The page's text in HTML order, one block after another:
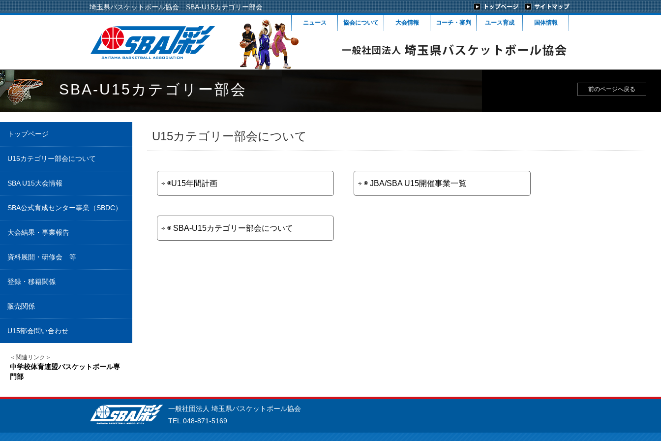
埼玉県バスケットボール協会 SBA-U15カテゴリー部会
ニュース 協会について 大会情報 コーチ・審判 ユース育成 国体情報
SBA-U15カテゴリー部会 前のページへ戻る
U15カテゴリー部会について
◉U15年間計画 ◉ JBA/SBA U15開催事業一覧
◉ SBA-U15カテゴリー部会について
トップページ
U15カテゴリー部会について
SBA U15大会情報
SBA公式育成センター事業（SBDC）
大会結果・事業報告
資料展開・研修会 等
登録・移籍関係
販売関係
U15部会問い合わせ
＜関連リンク＞
中学校体育連盟バスケットボール専
門部
一般社団法人 埼玉県バスケットボール協会
TEL.048-871-5169